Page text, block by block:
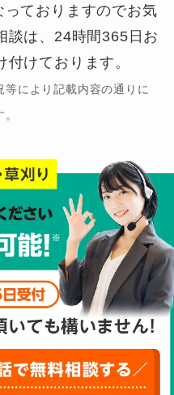
っておりますのでお気
談は、24時間365日お
けております。
により記載内容の通りに